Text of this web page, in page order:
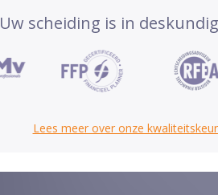
Uw scheiding is in
Lees meer over onze